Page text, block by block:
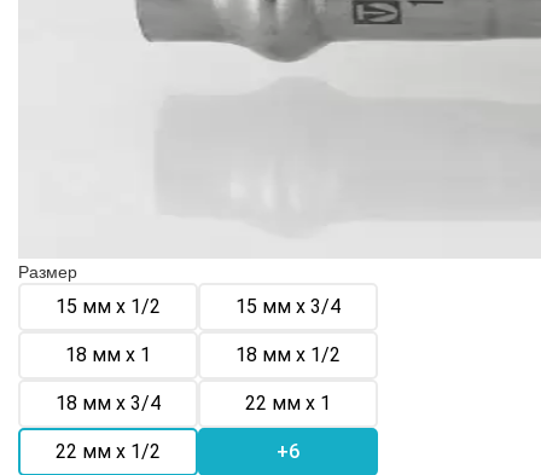
Размер
15 мм х 1/2 15 мм х 3/4
18 мм х 1 18 мм х 1/2
18 мм х 3/4 22 мм х 1
22 мм х 1/2 +6